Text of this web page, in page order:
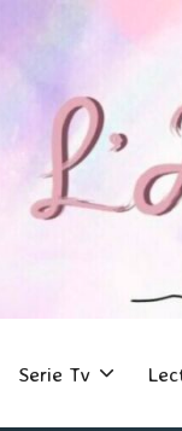
Serie Tv